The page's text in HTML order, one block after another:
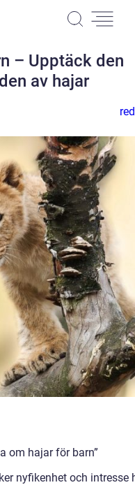
– Upptäck den
av hajar
om hajar för barn”
nyfikenhet och intresse